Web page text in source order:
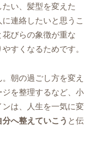
い、髪型を変えた
連絡したいと思うこ
びらの象徴が重な
やすくなるためです。
朝の過ごし方を変え
を整理するなど、小
は、人生を一気に変
へ整えていこう と伝